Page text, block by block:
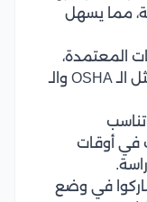
مما يسهل
المعتمدة،
ويهتم بدراسة المعايير الدولية مثل الـ OSHA والـ
تناسب
في أوقات
في وضع